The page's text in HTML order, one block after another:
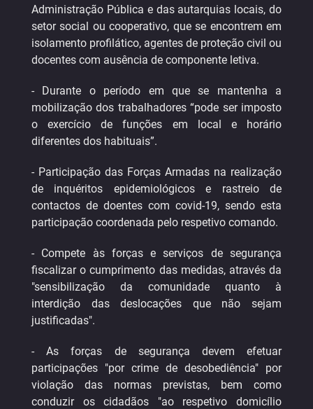
Administração Pública e das autarquias locais, do
setor social ou cooperativo, que se encontrem em
isolamento profilático, agentes de proteção civil ou
docentes com ausência de componente letiva.
- Durante o período em que se mantenha a
mobilização dos trabalhadores “pode ser imposto
o exercício de funções em local e horário
diferentes dos habituais”.
- Participação das Forças Armadas na realização
de inquéritos epidemiológicos e rastreio de
contactos de doentes com covid-19, sendo esta
participação coordenada pelo respetivo comando.
- Compete às forças e serviços de segurança
fiscalizar o cumprimento das medidas, através da
"sensibilização da comunidade quanto à
interdição das deslocações que não sejam
justificadas".
- As forças de segurança devem efetuar
participações "por crime de desobediência" por
violação das normas previstas, bem como
conduzir os cidadãos "ao respetivo domicílio